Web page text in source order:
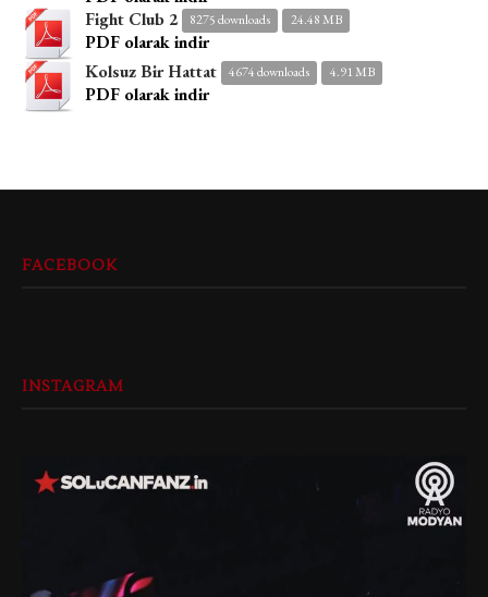
Fight Club 2
8275 downloads 24.48 MB
PDF olarak indir
Kolsuz Bir Hattat
4674 downloads 4.91 MB
PDF olarak indir
FACEBOOK
INSTAGRAM